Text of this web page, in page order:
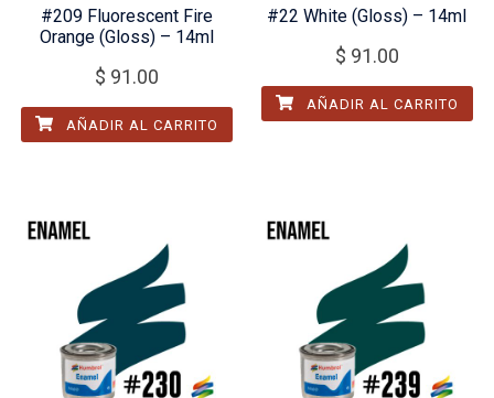
#209 Fluorescent Fire
Orange (Gloss) – 14ml
$ 91.00
AÑADIR AL CARRITO
#22 White (Gloss) – 14ml
$ 91.00
AÑADIR AL CARRITO